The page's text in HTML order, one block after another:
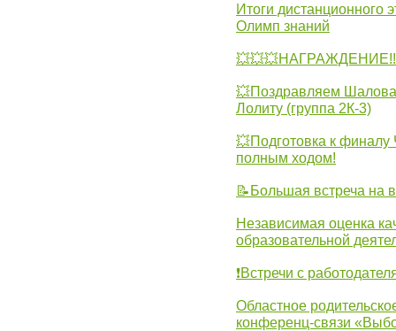
Итоги дистанционного
Олимп знаний
💥Поздравляем
Лолиту (группа 2К-3)
💥Подготовка к
полным ходом!
📝Большая встреча на
Независимая оценка
образовательной
❗Встречи с
Областное
конференц-связи